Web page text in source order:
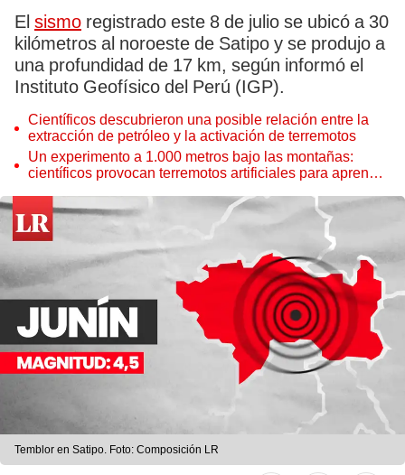
El sismo registrado este 8 de julio se ubicó a 30
kilómetros al noroeste de Satipo y se produjo a
una profundidad de 17 km, según informó el
Instituto Geofísico del Perú (IGP).
Científicos descubrieron una posible relación entre la
extracción de petróleo y la activación de terremotos
Un experimento a 1.000 metros bajo las montañas:
científicos provocan terremotos artificiales para aprender
Temblor en Satipo. Foto: Composición LR